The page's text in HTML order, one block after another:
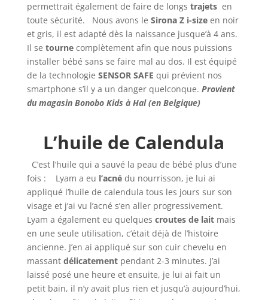
permettrait également de faire de longs trajetsen
toute sécurité. Nous avons le Sirona Z i-size en noir
et gris, il est adapté dès la naissance jusque’à 4 ans.
Il se tournecomplètement afin que nous puissions
installer bébé sans se faire mal au dos. Il est équipé
de la technologie SENSOR SAFE qui prévient nos
smartphone s’il y a un danger quelconque. Provient
du magasin Bonobo Kids à Hal (en Belgique)
L’huile de Calendula
C’est l’huile qui a sauvé la peau de bébé plus d’une
fois : Lyam a eu l’acnédu nourrisson, je lui ai
appliqué l’huile de calendula tous les jours sur son
visage et j’ai vu l’acné s’en aller progressivement.
Lyam a également eu quelques croutes de laitmais
en une seule utilisation, c’était déjà de l’histoire
ancienne. J’en ai appliqué sur son cuir chevelu en
massant délicatementpendant 2-3 minutes. J’ai
laissé posé une heure et ensuite, je lui ai fait un
petit bain, il n’y avait plus rien et jusqu’à aujourd’hui,